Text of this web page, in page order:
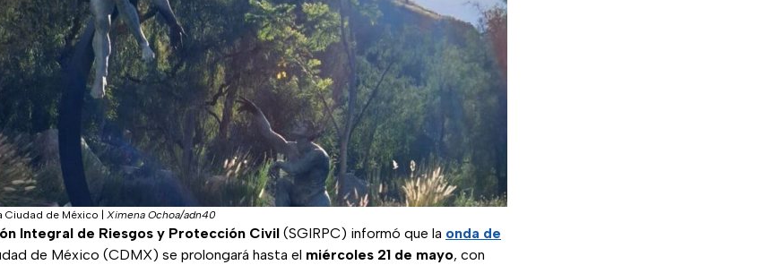
Ciudad de México Ximena Ochoa/adn40
Integral de Riesgos y Protección Civil (SGIRPC) informó que la onda de
de México (CDMX) se prolongará hasta el miércoles 21 de mayo, con